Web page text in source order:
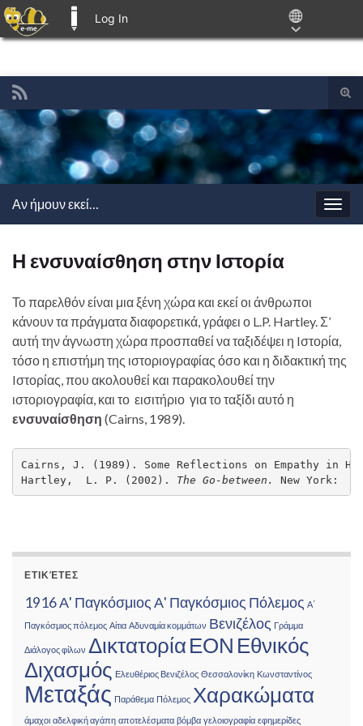
Log In
Search for:
Αν ήμουν εκεί…
Η ενσυναίσθηση στην Ιστορία
Το παρελθόν είναι μια ξένη χώρα και εκεί οι άνθρωποι
κάνουν τα πράγματα διαφορετικά, γράφει ο L.P. Hartley. Σ’
αυτή την άγνωστη χώρα προσπαθεί να ταξιδέψει η Iστορία,
τόσο η επιστήμη της ιστοριογραφίας όσο και η διδακτική της
Iστορίας, που ακολουθεί και παρακολουθεί την
ιστοριογραφία, και το εισιτήριο για το ταξίδι αυτό η
ενσυναίσθηση (Cairns, 1989).
Cairns, J. (1989). Some Reflections on Empathy in
Hartley,  L. P. (2002). The Go-between. New York:
ΕΤΙΚΈΤΕΣ
1916Α' ΠαγκόσμιοςΑ' Παγκόσμιος Πόλεμος Α΄
Παγκόσμιος πόλεμος Αίτια Αδυναμία κομμάτων Βενιζέλος Γράμμα
Διάλογος φίλων ΔικτατορίαΕΟΝ Εθνικός
Διχασμός Ελευθέριος Βενιζέλος Θεσσαλονίκη Κωνσταντίνος
Μεταξάς Παράθεμα Πόλεμος Χαρακώματα
άμαχοι αδελφική αγάπη αποτελέσματα βόμβα γελοιογραφία εφημερίδες